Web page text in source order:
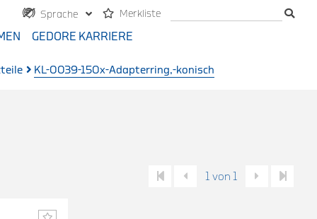
Sprache Merkliste
GEDORE KARRIERE
KL-0039-150x-Adapterring,-konisch
1 von 1